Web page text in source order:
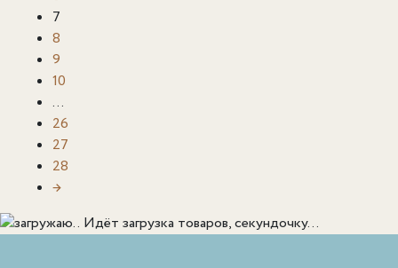
7
8
9
10
…
26
27
28
→
Идёт загрузка товаров, секундочку...